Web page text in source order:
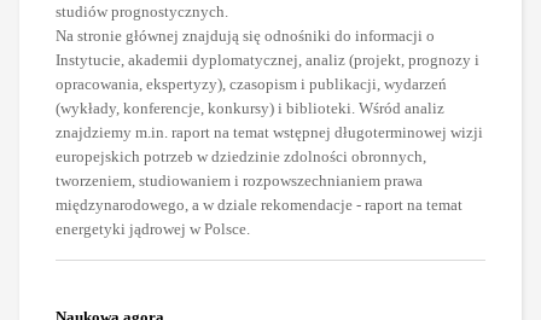
studiów prognostycznych.
Na stronie głównej znajdują się odnośniki do informacji o
Instytucie, akademii dyplomatycznej, analiz (projekt, prognozy i
opracowania, ekspertyzy), czasopism i publikacji, wydarzeń
(wykłady, konferencje, konkursy) i biblioteki. Wśród analiz
znajdziemy m.in. raport na temat wstępnej długoterminowej wizji
europejskich potrzeb w dziedzinie zdolności obronnych,
tworzeniem, studiowaniem i rozpowszechnianiem prawa
międzynarodowego, a w dziale rekomendacje - raport na temat
energetyki jądrowej w Polsce.